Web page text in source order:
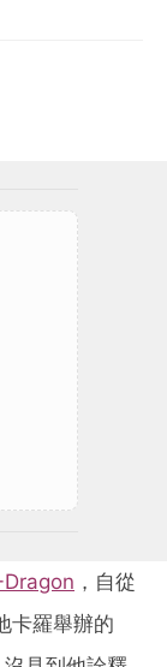
，自從
卡羅舉辦的